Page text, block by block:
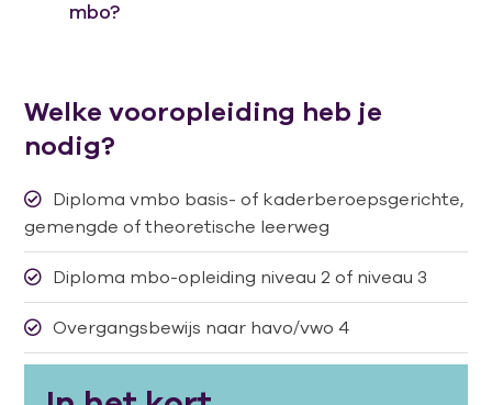
mbo?
Welke vooropleiding heb je
nodig?
Diploma vmbo basis- of kaderberoepsgerichte,
gemengde of theoretische leerweg
Diploma mbo-opleiding niveau 2 of niveau 3
Overgangsbewijs naar havo/vwo 4